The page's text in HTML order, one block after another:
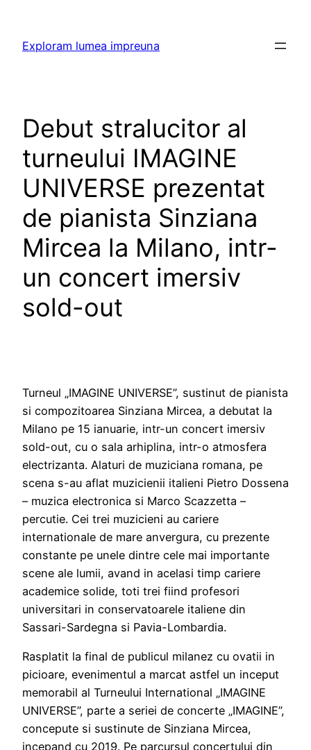
content
Exploram lumea impreuna
Debut stralucitor al
turneului IMAGINE
UNIVERSE prezentat
de pianista Sinziana
Mircea la Milano, intr-
un concert imersiv
sold-out
Turneul „IMAGINE UNIVERSE”, sustinut de pianista
si compozitoarea Sinziana Mircea, a debutat la
Milano pe 15 ianuarie, intr-un concert imersiv
sold-out, cu o sala arhiplina, intr-o atmosfera
electrizanta. Alaturi de muziciana romana, pe
scena s-au aflat muzicienii italieni Pietro Dossena
– muzica electronica si Marco Scazzetta –
percutie. Cei trei muzicieni au cariere
internationale de mare anvergura, cu prezente
constante pe unele dintre cele mai importante
scene ale lumii, avand in acelasi timp cariere
academice solide, toti trei fiind profesori
universitari in conservatoarele italiene din
Sassari-Sardegna si Pavia-Lombardia.
Rasplatit la final de publicul milanez cu ovatii in
picioare, evenimentul a marcat astfel un inceput
memorabil al Turneului International „IMAGINE
UNIVERSE”, parte a seriei de concerte „IMAGINE”,
concepute si sustinute de Sinziana Mircea,
incepand cu 2019. Pe parcursul concertului din